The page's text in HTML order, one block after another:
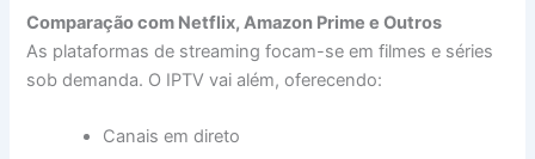
Comparação com Netflix, Amazon Prime e Outros
As plataformas de streaming focam-se em filmes e séries
sob demanda. O IPTV vai além, oferecendo:
Canais em direto